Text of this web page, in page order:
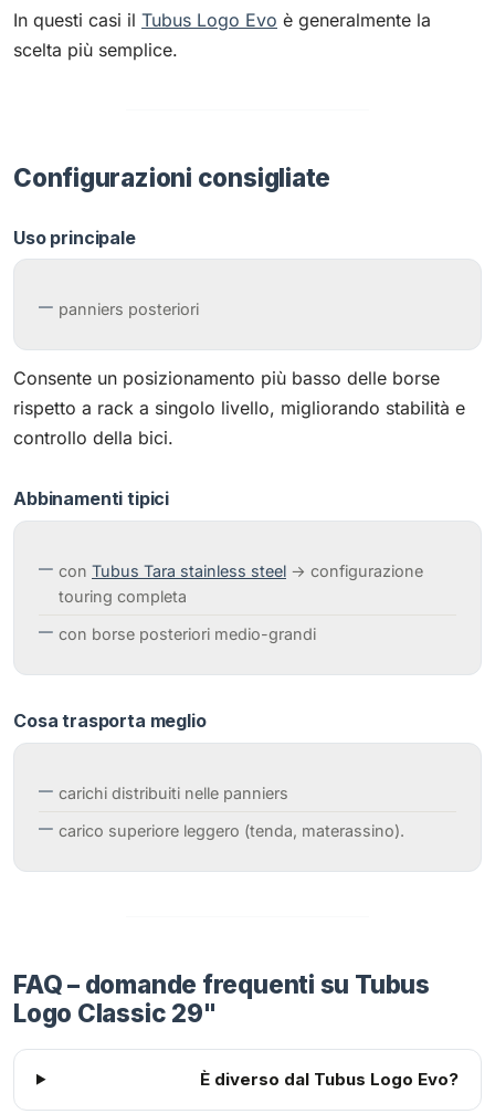
In questi casi il Tubus Logo Evo è generalmente la
scelta più semplice.
Configurazioni consigliate
Uso principale
panniers posteriori
Consente un posizionamento più basso delle borse
rispetto a rack a singolo livello, migliorando stabilità e
controllo della bici.
Abbinamenti tipici
con Tubus Tara stainless steel → configurazione
touring completa
con borse posteriori medio-grandi
Cosa trasporta meglio
carichi distribuiti nelle panniers
carico superiore leggero (tenda, materassino).
FAQ – domande frequenti su Tubus
Logo Classic 29"
È diverso dal Tubus Logo Evo?